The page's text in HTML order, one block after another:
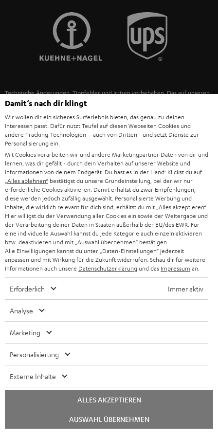
IN-EAR-KOPFHÖRER
FANSHOP
UNSER MANAGEMENT
BILDUNGSRABATT
GESCHENKGUTSCHEIN
USA
WEITERE LÄNDER
Technische Änderungen, Tippfehler und Irrtum vorbehalten. Das auf unseren
Fotos abgebildete Zubehör ist nicht im Lieferumfang enthalten. Etwaige
©2026 Lautsprecher Teufel GmbH - All rights reserved.
Impressum AGB Datenschutz Daten-Einstellungen
EU Data Act
Vertrag widerrufen
Damit‘s nach dir klingt
Wir wollen dir ein sicheres Surferlebnis bieten, das genau zu deinen
Interessen passt. Dafür nutzt Teufel auf diesen Webseiten Cookies und
andere Tracking-Technologien – auch von Dritten - und setzt Dienste zur
Personalisierung ein.
Mit Cookies verarbeiten wir und andere Marketingpartner Daten von dir und
lernen, was dir gefällt - durch dein Verhalten auf unserer Website und
Informationen von deinem Endgerät. Du hast es in der Hand: Klickst du auf
„Alles ablehnen“ bestätigst du unsere Grundeinstellung, bei der wir nur
erforderliche Cookies aktivieren. Damit erhältst du zwar Empfehlungen,
diese werden jedoch zufällig ausgewählt. Personalisierte Werbung und
Inhalte, die wirklich relevant für dich sind, erhältst du mit „Alles akzeptieren“.
Hier willigst du der Verwendung aller Cookies ein sowie der Weitergabe und
der Verarbeitung deiner Daten in Staaten außerhalb der EU/des EWR. Für
eine individuelle Auswahl kannst du jede Kategorie auch einzeln aktivieren
bzw. deaktivieren und mit „Auswahl übernehmen“ bestätigen.
Alle Einwilligungen kannst du unter „Daten-Einstellungen“ jederzeit
anpassen und mit Wirkung für die Zukunft widerrufen. Schau dir für weitere
Informationen auch unsere Datenschutzerklärung und das Impressum an.
Erforderlich Immer aktiv
Analyse
Marketing
Personalisierung
Externe Inhalte
ALLES AKZEPTIEREN
AUSWAHL ÜBERNEHMEN